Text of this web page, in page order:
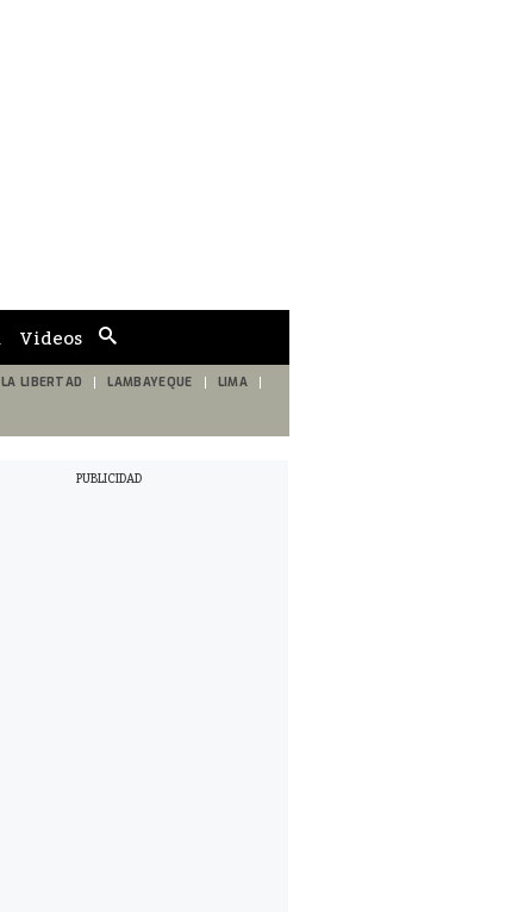
de
búsqueda
Videos
LA LIBERTAD LAMBAYEQUE LIMA